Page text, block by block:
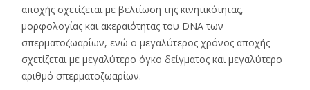
αποχής σχετίζεται με βελτίωση της κινητικότητας,
μορφολογίας και ακεραιότητας του DNA των
σπερματοζωαρίων, ενώ ο μεγαλύτερος χρόνος αποχής
σχετίζεται με μεγαλύτερο όγκο δείγματος και μεγαλύτερο
αριθμό σπερματοζωαρίων.